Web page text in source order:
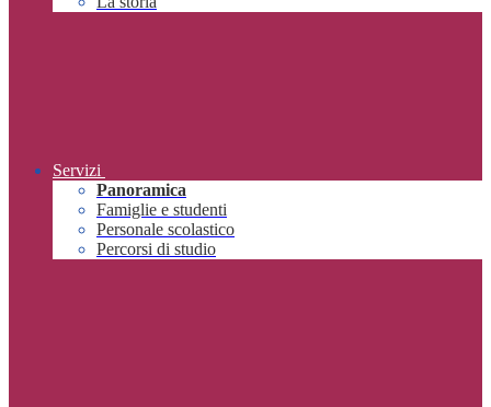
Servizi
Panoramica
Famiglie e studenti
Personale scolastico
Percorsi di studio